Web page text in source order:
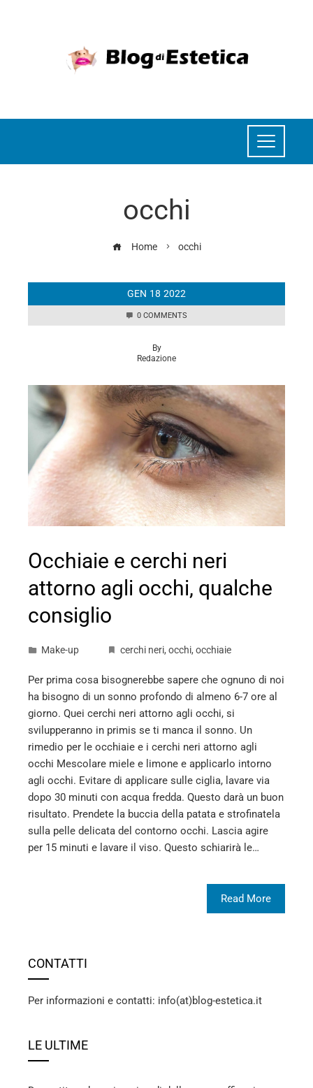
occhi
Home occhi
GEN 18 2022
0 COMMENTS
By
Redazione
Occhiaie e cerchi neri
attorno agli occhi, qualche
consiglio
Make-up cerchi neri, occhi, occhiaie
Per prima cosa bisognerebbe sapere che ognuno di noi
ha bisogno di un sonno profondo di almeno 6-7 ore al
giorno. Quei cerchi neri attorno agli occhi, si
svilupperanno in primis se ti manca il sonno. Un
rimedio per le occhiaie e i cerchi neri attorno agli
occhi Mescolare miele e limone e applicarlo intorno
agli occhi. Evitare di applicare sulle ciglia, lavare via
dopo 30 minuti con acqua fredda. Questo darà un buon
risultato. Prendete la buccia della patata e strofinatela
sulla pelle delicata del contorno occhi. Lascia agire
per 15 minuti e lavare il viso. Questo schiarirà le…
Read More
CONTATTI
Per informazioni e contatti: info(at)blog-estetica.it
LE ULTIME